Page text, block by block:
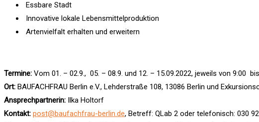
Essbare Stadt
Innovative lokale Lebensmittelproduktion
Artenvielfalt erhalten und erweitern
Termine: Vom 01. – 02.9., 05. – 08.9. und 12. – 15.09.2022, jeweils von 9:00
Ort: BAUFACHFRAU Berlin e.V., Lehderstraße 108, 13086 Berlin und
Ansprechpartnerin: Ilka Holtorf
Kontakt: post@baufachfrau-berlin.de, Betreff: QLab 2 oder telefonisch: 030